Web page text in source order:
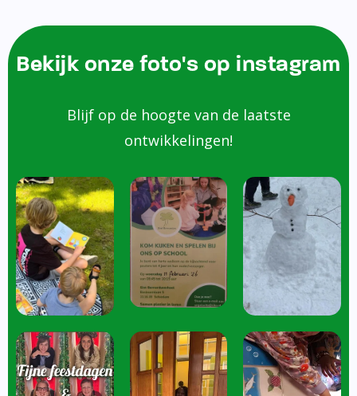
Bekijk onze foto's op instagram
Blijf op de hoogte van de laatste
ontwikkelingen!